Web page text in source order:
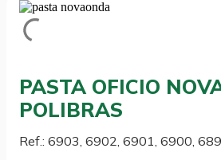
PASTA OFICIO
POLIBRAS
Ref.: 6903, 6902, 6901, 6900,